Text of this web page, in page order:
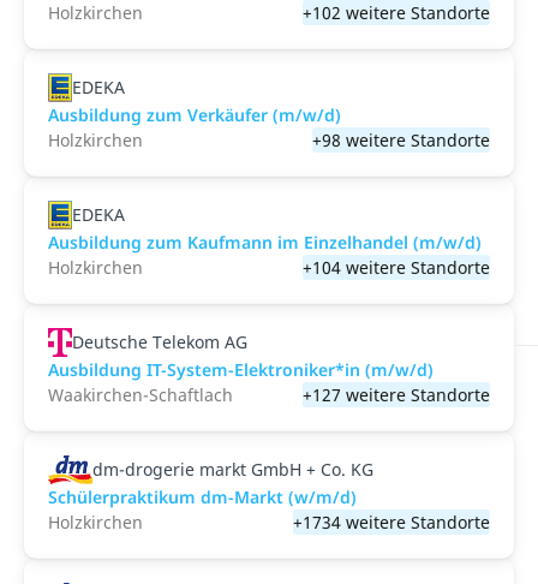
Holzkirchen
+102 weitere Standorte
EDEKA
Ausbildung zum Verkäufer (m/w/d)
Holzkirchen
+98 weitere Standorte
EDEKA
Ausbildung zum Kaufmann im Einzelhandel (m/w/d)
Holzkirchen
+104 weitere Standorte
Deutsche Telekom AG
Ausbildung IT-System-Elektroniker*in (m/w/d)
Waakirchen-Schaftlach
+127 weitere Standorte
dm-drogerie markt GmbH + Co. KG
Schülerpraktikum dm-Markt (w/m/d)
Holzkirchen
+1734 weitere Standorte